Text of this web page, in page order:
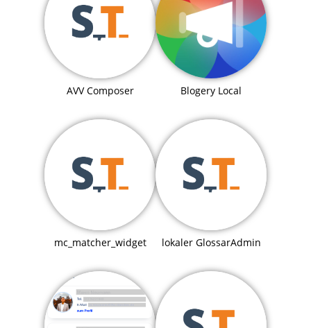
AVV Composer Blogery Local
mc_matcher_widget lokaler GlossarAdmin